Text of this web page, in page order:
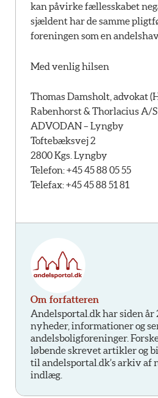
kan påvirke fællesskabet
sjældent har de samme
foreningen som en
Med venlig hilsen
Thomas Damsholt, advokat
Rabenhorst & Thorlacius A/S
ADVODAN – Lyngby
Toftebæksvej 2
2800 Kgs. Lyngby
Telefon: +45 45 88 05 55
Telefax: +45 45 88 51 81
Om forfatteren
Andelsportal.dk har siden
nyheder, informationer og
andelsboligforeninger.
løbende skrevet artikler og
til andelsportal.dk’s arkiv af
indlæg.